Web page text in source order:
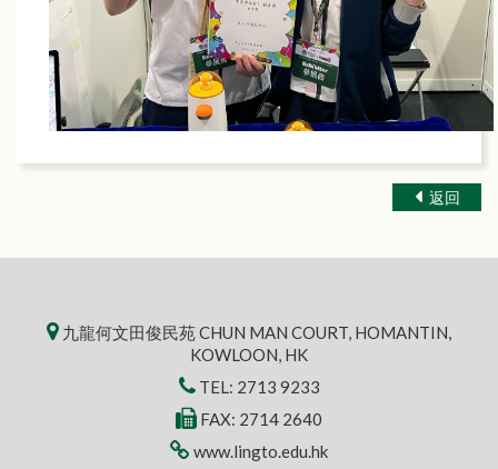
返回
九龍何文田俊民苑 CHUN MAN COURT, HOMANTIN,
KOWLOON, HK
TEL: 2713 9233
FAX: 2714 2640
www.lingto.edu.hk